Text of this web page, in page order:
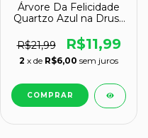
Árvore Da Felicidade
Quartzo Azul na Drusa
R$21,99
R$11,99
2 x de R$6,00 sem juros